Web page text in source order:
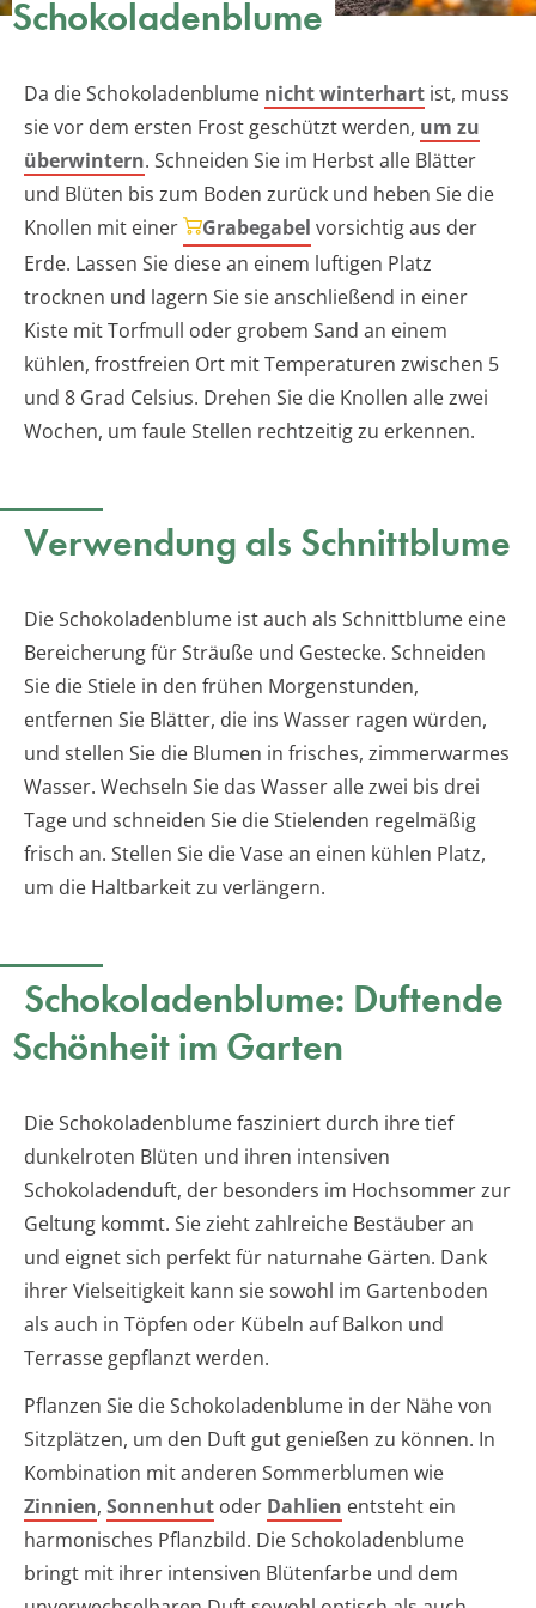
Schokoladenblume
Da die Schokoladenblume nicht winterhart ist, muss
sie vor dem ersten Frost geschützt werden, um zu
überwintern. Schneiden Sie im Herbst alle Blätter
und Blüten bis zum Boden zurück und heben Sie die
Knollen mit einer
Grabegabel vorsichtig aus der
Erde. Lassen Sie diese an einem luftigen Platz
trocknen und lagern Sie sie anschließend in einer
Kiste mit Torfmull oder grobem Sand an einem
kühlen, frostfreien Ort mit Temperaturen zwischen 5
und 8 Grad Celsius. Drehen Sie die Knollen alle zwei
Wochen, um faule Stellen rechtzeitig zu erkennen.
Verwendung als Schnittblume
Die Schokoladenblume ist auch als Schnittblume eine
Bereicherung für Sträuße und Gestecke. Schneiden
Sie die Stiele in den frühen Morgenstunden,
entfernen Sie Blätter, die ins Wasser ragen würden,
und stellen Sie die Blumen in frisches, zimmerwarmes
Wasser. Wechseln Sie das Wasser alle zwei bis drei
Tage und schneiden Sie die Stielenden regelmäßig
frisch an. Stellen Sie die Vase an einen kühlen Platz,
um die Haltbarkeit zu verlängern.
Schokoladenblume: Duftende
Schönheit im Garten
Die Schokoladenblume fasziniert durch ihre tief
dunkelroten Blüten und ihren intensiven
Schokoladenduft, der besonders im Hochsommer zur
Geltung kommt. Sie zieht zahlreiche Bestäuber an
und eignet sich perfekt für naturnahe Gärten. Dank
ihrer Vielseitigkeit kann sie sowohl im Gartenboden
als auch in Töpfen oder Kübeln auf Balkon und
Terrasse gepflanzt werden.
Pflanzen Sie die Schokoladenblume in der Nähe von
Sitzplätzen, um den Duft gut genießen zu können. In
Kombination mit anderen Sommerblumen wie
Zinnien, Sonnenhut oder Dahlien entsteht ein
harmonisches Pflanzbild. Die Schokoladenblume
bringt mit ihrer intensiven Blütenfarbe und dem